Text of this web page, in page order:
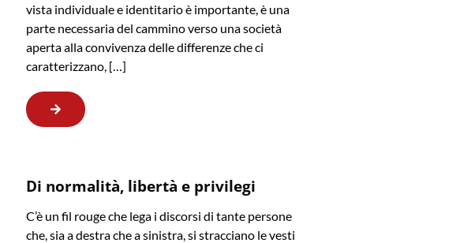
vista individuale e identitario è importante, è una
parte necessaria del cammino verso una società
aperta alla convivenza delle differenze che ci
caratterizzano, […]
Di normalità, libertà e privilegi
C’è un fil rouge che lega i discorsi di tante persone
che, sia a destra che a sinistra, si stracciano le vesti